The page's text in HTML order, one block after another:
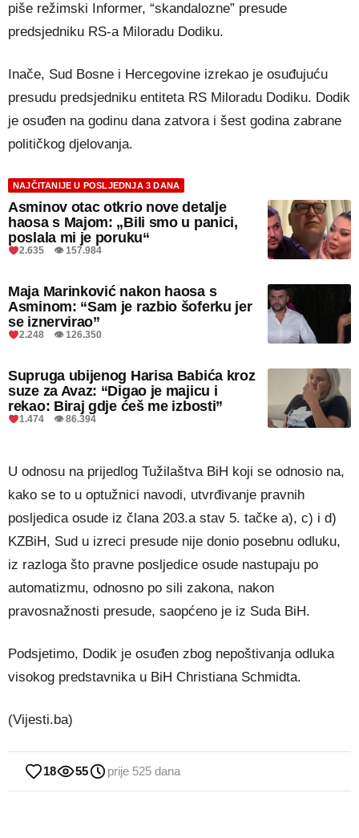
piše režimski Informer, “skandalozne” presude
predsjedniku RS-a Miloradu Dodiku.
Inače, Sud Bosne i Hercegovine izrekao je osuđujuću
presudu predsjedniku entiteta RS Miloradu Dodiku. Dodik
je osuđen na godinu dana zatvora i šest godina zabrane
političkog djelovanja.
NAJČITANIJE U POSLJEDNJA 3 DANA
Asminov otac otkrio nove detalje
haosa s Majom: „Bili smo u panici,
poslala mi je poruku“
2.635 👁 157.984
Maja Marinković nakon haosa s
Asminom: “Sam je razbio šoferku jer
se iznervirao”
2.248 👁 126.350
Supruga ubijenog Harisa Babića kroz
suze za Avaz: “Digao je majicu i
rekao: Biraj gdje ćeš me izbosti”
1.474 👁 86.394
U odnosu na prijedlog Tužilaštva BiH koji se odnosio na,
kako se to u optužnici navodi, utvrđivanje pravnih
posljedica osude iz člana 203.a stav 5. tačke a), c) i d)
KZBiH, Sud u izreci presude nije donio posebnu odluku,
iz razloga što pravne posljedice osude nastupaju po
automatizmu, odnosno po sili zakona, nakon
pravosnažnosti presude, saopćeno je iz Suda BiH.
Podsjetimo, Dodik je osuđen zbog nepoštivanja odluka
visokog predstavnika u BiH Christiana Schmidta.
(Vijesti.ba)
18 55 prije 525 dana